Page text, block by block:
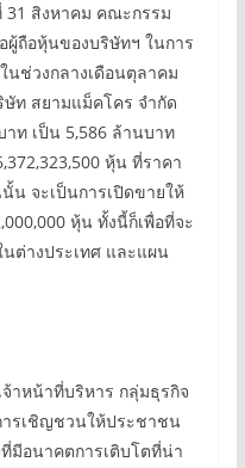
31 สิงหาคม คณะกรรม
ผู้ถือหุ้นของบริษัทฯ ในการ
ช่วงกลางเดือนตุลาคม
ท สยามแม็คโคร จำกัด
ท เป็น 5,586 ล้านบาท
หุ้น ที่ราคา
น จะเป็นการเปิดขายให้
หุ้น ทั้งนี้ก็เพื่อที่จะ
ต่างประเทศ และแผน
าหน้าที่บริหาร กลุ่มธุรกิจ
ารเชิญชวนให้ประชาชน
มีอนาคตการเติบโตที่น่า